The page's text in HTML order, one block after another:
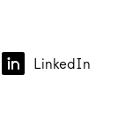
LinkedIn